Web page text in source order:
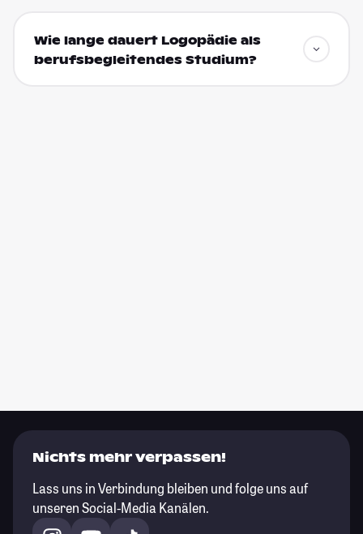
Wie lange dauert Logopädie als
berufsbegleitendes Studium?
Nichts mehr verpassen!
Lass uns in Verbindung bleiben und folge uns auf
unseren Social-Media Kanälen.